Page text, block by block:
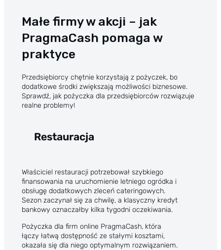
Małe firmy w akcji – jak
PragmaCash pomaga w
praktyce
Przedsiębiorcy chętnie korzystają z pożyczek, bo
dodatkowe środki zwiększają możliwości biznesowe.
Sprawdź, jak pożyczka dla przedsiębiorców rozwiązuje
realne problemy!
Restauracja
Właściciel restauracji potrzebował szybkiego
finansowania na uruchomienie letniego ogródka i
obsługę dodatkowych zleceń cateringowych.
Sezon zaczynał się za chwilę, a klasyczny kredyt
bankowy oznaczałby kilka tygodni oczekiwania.
Pożyczka dla firm online PragmaCash, która
łączy łatwą dostępność ze stałymi kosztami,
okazała się dla niego optymalnym rozwiązaniem.